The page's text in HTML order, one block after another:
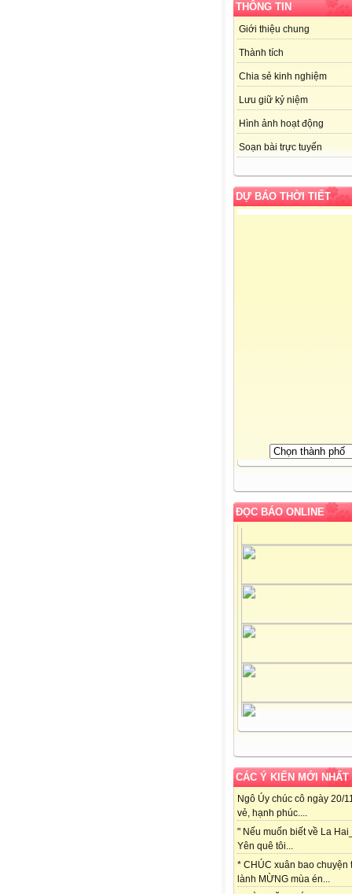
THÔNG TIN
Giới thiệu chung
Thành tích
Chia sẻ kinh nghiệm
Lưu giữ kỷ niệm
Hình ảnh hoạt động
Soạn bài trực tuyến
DỰ BÁO THỜI TIẾT
ĐỌC BÁO ONLINE
CÁC Ý KIẾN MỚI NHẤT
Ngô Úy chúc cô ngày 20/
vẻ, hạnh phúc....
" Nếu muốn biết về La
Yên quê tôi...
* CHÚC xuân bao chuyện
lành MỪNG mùa én...